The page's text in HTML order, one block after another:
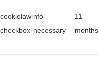
cookielawinfo-
checkbox-necessary
11
months